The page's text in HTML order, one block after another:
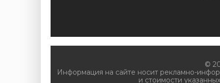
©
Информация на сайте носит рекламно-
и стоимости